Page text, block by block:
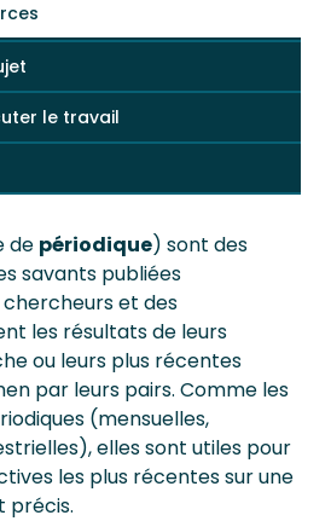
le travail
de périodique) sont des
savants publiées
et des
les résultats de leurs
ou leurs plus récentes
par leurs pairs. Comme les
(mensuelles,
elles sont utiles pour
les plus récentes sur une
précis.